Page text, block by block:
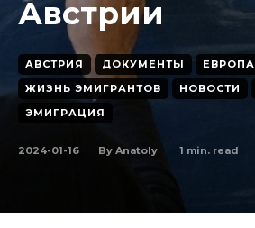
Австрии
АВСТРИЯ ДОКУМЕНТЫ
ЕВРОПА
ЖИЗНЬ ЭМИГРАНТОВ
НОВОСТИ
ЭМИГРАЦИЯ
2024-01-16 By Anatoly 1 min. read